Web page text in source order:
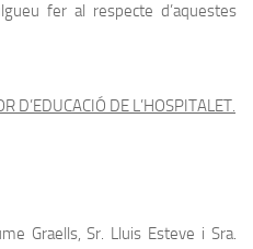
fer al respecte d’aquestes
D’EDUCACIÓ DE L’HOSPITALET.
Graells, Sr. Lluis Esteve i Sra.